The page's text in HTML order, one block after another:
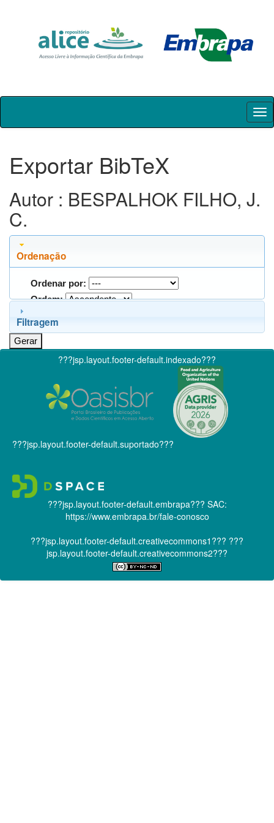
Skip
Exportar BibTeX
Autor : BESPALHOK FILHO, J.
C.
Ordenação
Ordenar por:
Ordem:
Filtragem
???jsp.layout.footer-default.indexado???
???jsp.layout.footer-default.suportado???
???jsp.layout.footer-default.embrapa??? SAC:
https://www.embrapa.br/fale-conosco
???jsp.layout.footer-default.creativecommons1??? ???
jsp.layout.footer-default.creativecommons2???